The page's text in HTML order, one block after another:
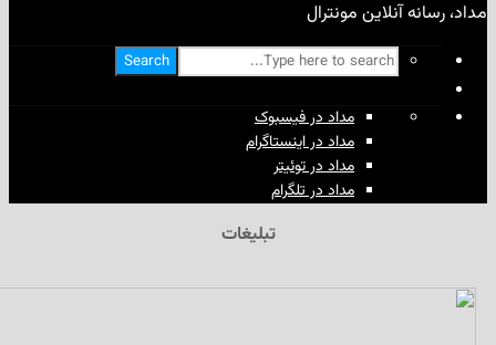
مونترال
Search
مداد در فیسبوک
مداد در اینستاگرام
مداد در توئیتر
مداد در تلگرام